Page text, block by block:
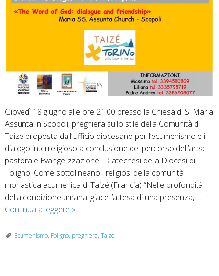
Giovedì 18 giugno alle ore 21.00 presso la Chiesa di S. Maria
Assunta in Scopoli, preghiera sullo stile della Comunità di
Taizé proposta dall’Ufficio diocesano per l’ecumenismo e il
dialogo interreligioso a conclusione del percorso dell’area
pastorale Evangelizzazione – Catechesi della Diocesi di
Foligno. Come sottolineano i religiosi della comunità
monastica ecumenica di Taizé (Francia) “Nelle profondità
della condizione umana, giace l’attesa di una presenza, …
Continua a leggere La
di
»
Ecumenismo, Foligno, preghiera, Taizé